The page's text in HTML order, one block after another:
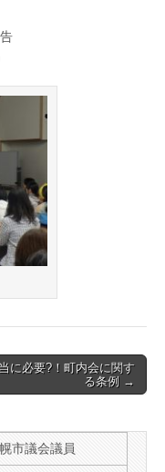
に必要?！町内会に関す
る条例 →
議会議員